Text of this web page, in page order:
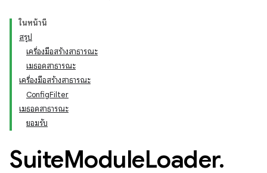
ในหน้านี้
สรุป
เครื่องมือสร้างสาธารณะ
เมธอดสาธารณะ
เครื่องมือสร้างสาธารณะ
ConfigFilter
เมธอดสาธารณะ
ยอมรับ
SuiteModuleLoader.